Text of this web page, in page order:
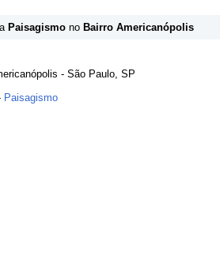
Paisagismo no Bairro Americanópolis
- São Paulo, SP
Paisagismo